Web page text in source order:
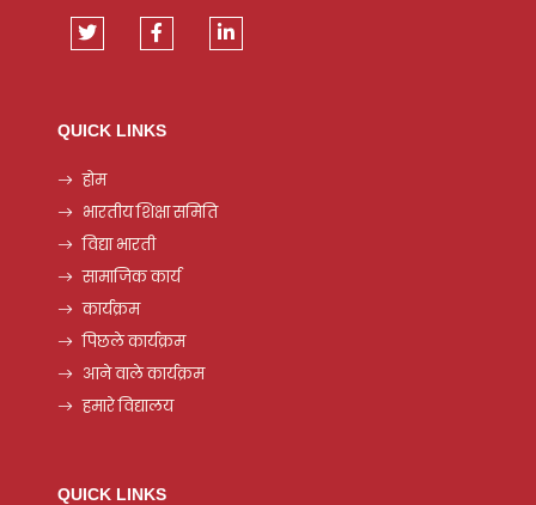
QUICK LINKS
होम
भारतीय शिक्षा समिति
विद्या भारती
सामाजिक कार्य
कार्यक्रम
पिछले कार्यक्रम
आने वाले कार्यक्रम
हमारे विद्यालय
QUICK LINKS